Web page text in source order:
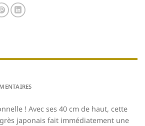
! Avec ses 40 cm de haut, cette
japonais fait immédiatement une